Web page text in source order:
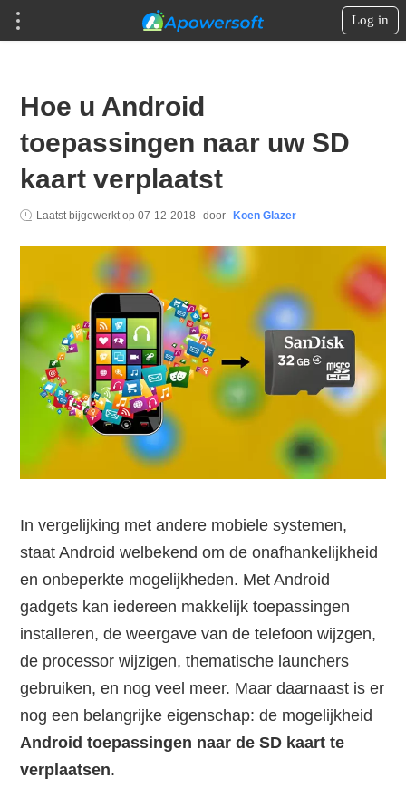
Log in
Hoe u Android
toepassingen naar uw SD
kaart verplaatst
Laatst bijgewerkt op07-12-2018 door Koen Glazer
In vergelijking met andere mobiele systemen,
staat Android welbekend om de onafhankelijkheid
en onbeperkte mogelijkheden. Met Android
gadgets kan iedereen makkelijk toepassingen
installeren, de weergave van de telefoon wijzgen,
de processor wijzigen, thematische launchers
gebruiken, en nog veel meer. Maar daarnaast is er
nog een belangrijke eigenschap: de mogelijkheid
Android toepassingen naar de SD kaart te
verplaatsen.